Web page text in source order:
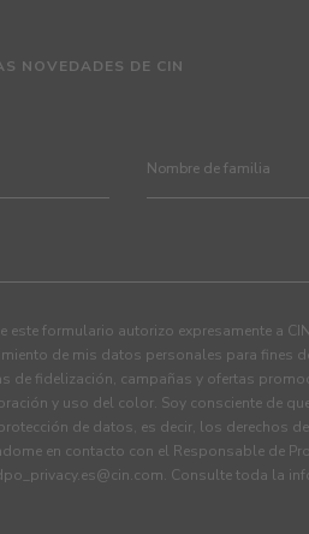
NOVEDADES DE CIN
este formulario autorizo expresamente a
de mis datos personales para fines
de fidelización, campañas y ofertas
y uso del color. Soy consciente de
de datos, es decir, los derechos
en contacto con el Responsable de
. Consulte toda la